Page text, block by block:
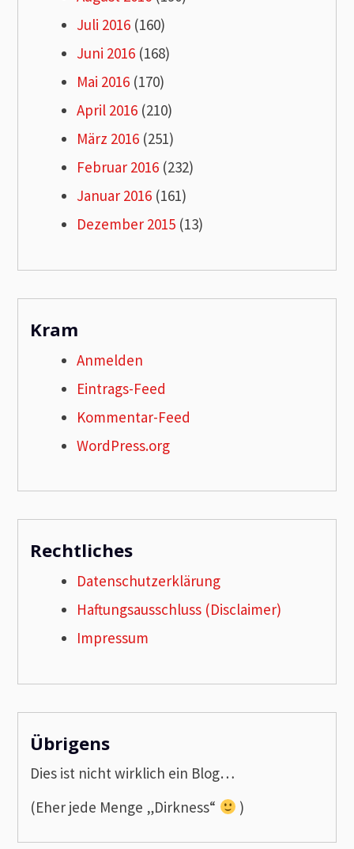
Juli 2016 (160)
Juni 2016 (168)
Mai 2016 (170)
April 2016 (210)
März 2016 (251)
Februar 2016 (232)
Januar 2016 (161)
Dezember 2015 (13)
Kram
Anmelden
Eintrags-Feed
Kommentar-Feed
WordPress.org
Rechtliches
Datenschutzerklärung
Haftungsausschluss (Disclaimer)
Impressum
Übrigens
Dies ist nicht wirklich ein Blog…
(Eher jede Menge „Dirkness“
)